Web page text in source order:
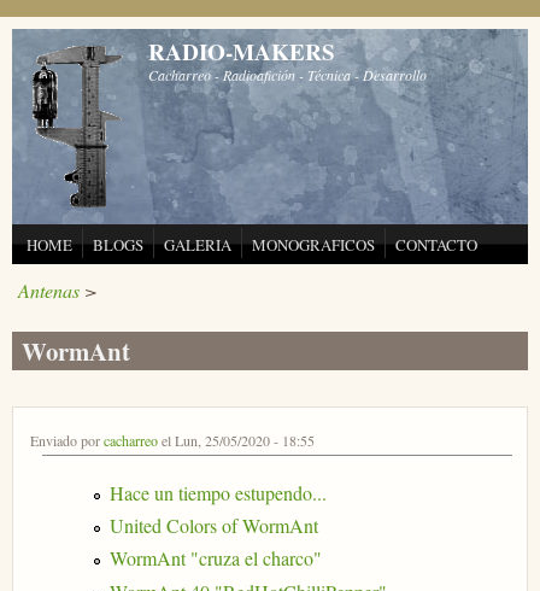
Pasar al contenido principal
RADIO-MAKERS
Cacharreo - Radioafición - Técnica - Desarrollo
HOME BLOGS GALERIA MONOGRAFICOS CONTACTO
Antenas >
WormAnt
Enviado porcacharreoel Lun, 25/05/2020 - 18:55
Hace un tiempo estupendo...
United Colors of WormAnt
WormAnt "cruza el charco"